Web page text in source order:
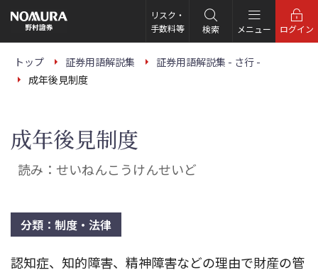
の
ー
リスク・
手数料等
検索 メニュー ログイン
トップ 証券用語解説集
証券用語解説集 - さ行 -
成年後見制度
成年後見制度
読み：せいねんこうけんせいど
分類：制度・法律
認知症、知的障害、精神障害などの理由で財産の管